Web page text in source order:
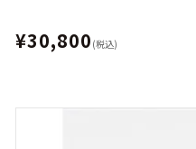
¥30,800 (税込)